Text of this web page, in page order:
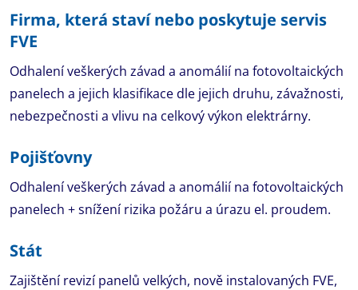
Firma, která staví nebo poskytuje servis
FVE
Odhalení veškerých závad a anomálií na fotovoltaických
panelech a jejich klasifikace dle jejich druhu, závažnosti,
nebezpečnosti a vlivu na celkový výkon elektrárny.
Pojišťovny
Odhalení veškerých závad a anomálií na fotovoltaických
panelech + snížení rizika požáru a úrazu el. proudem.
Stát
Zajištění revizí panelů velkých, nově instalovaných FVE,